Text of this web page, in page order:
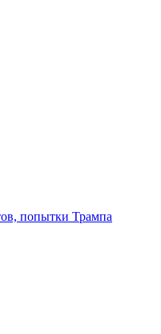
попытки Трампа